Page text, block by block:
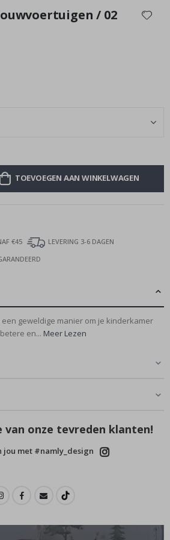
/ 02
TOEVOEGEN AAN WINKELWAGEN
€45
LEVERING 3-6 DAGEN
geweldige manier om je kinderkamer
en... Meer Lezen
van onze tevreden klanten!
jou met #namly_design